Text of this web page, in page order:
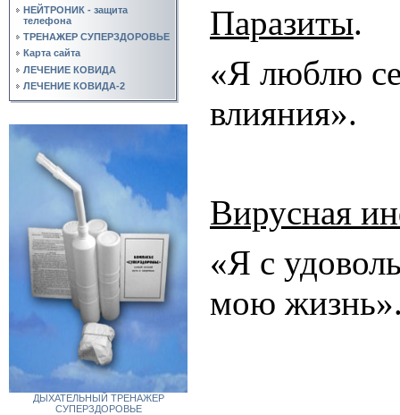
НЕЙТРОНИК - защита
телефона
ТРЕНАЖЕР СУПЕРЗДОРОВЬЕ
Карта сайта
ЛЕЧЕНИЕ КОВИДА
ЛЕЧЕНИЕ КОВИДА-2
ДЫХАТЕЛЬНЫЙ ТРЕНАЖЕР
СУПЕРЗДОРОВЬЕ
Паразиты.
«Я люблю
влияния».
Вирусная
«Я с
мою